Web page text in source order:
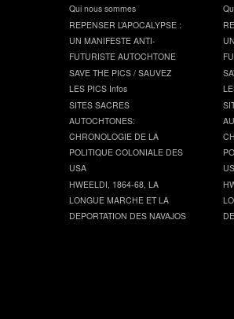
Qui nous sommes
REPENSER L’APOCALYPSE :
UN MANIFESTE ANTI-
FUTURISTE AUTOCHTONE
SAVE THE PICS / SAUVEZ
LES PICS Infos
SITES SACRES
AUTOCHTONES:
CHRONOLOGIE DE LA
POLITIQUE COLONIALE DES
USA
HWEELDI, 1864-68, LA
LONGUE MARCHE ET LA
DEPORTATION DES NAVAJOS